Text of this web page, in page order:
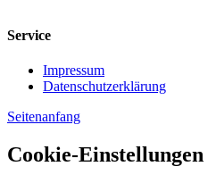
Service
Impressum
Datenschutzerklärung
Seitenanfang
Cookie-Einstellungen